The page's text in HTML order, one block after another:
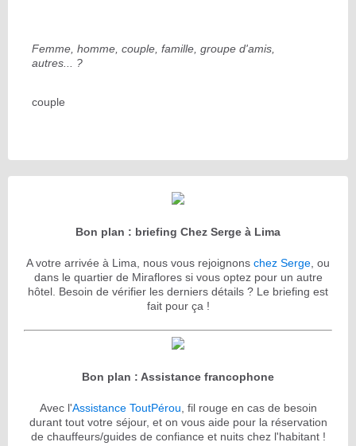
Femme, homme, couple, famille, groupe d'amis,
autres... ?
couple
Bon plan : briefing Chez Serge à Lima
A votre arrivée à Lima, nous vous rejoignons chez Serge, ou
dans le quartier de Miraflores si vous optez pour un autre
hôtel. Besoin de vérifier les derniers détails ? Le briefing est
fait pour ça !
Bon plan : Assistance francophone
Avec l'Assistance ToutPérou, fil rouge en cas de besoin
durant tout votre séjour, et on vous aide pour la réservation
de chauffeurs/guides de confiance et nuits chez l'habitant !